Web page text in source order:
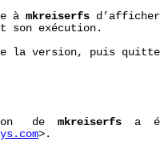
à
mkreiserfs
son exécution.
la version, puis
de
mkreiserfs
a
>.